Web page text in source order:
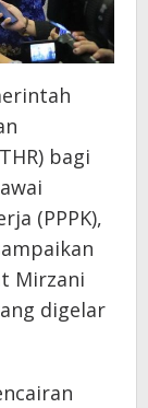
bagi
(PPPK),
Mirzani
digelar